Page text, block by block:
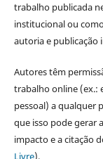
trabalho publicada
institucional ou
autoria e publicação
Autores têm
trabalho online (ex.:
pessoal) a qualquer
que isso pode gerar
impacto e a citação
Livre).